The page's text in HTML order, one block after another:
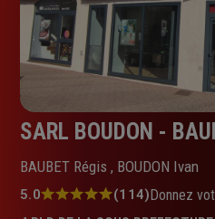
SARL BOUDON -
BAUBET Régis , BOUDON Ivan
Note
5.0 (114)Donnez